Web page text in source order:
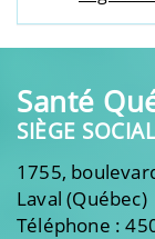
Santé
SIÈGE SOCIAL
1755,
Laval
Téléphone :